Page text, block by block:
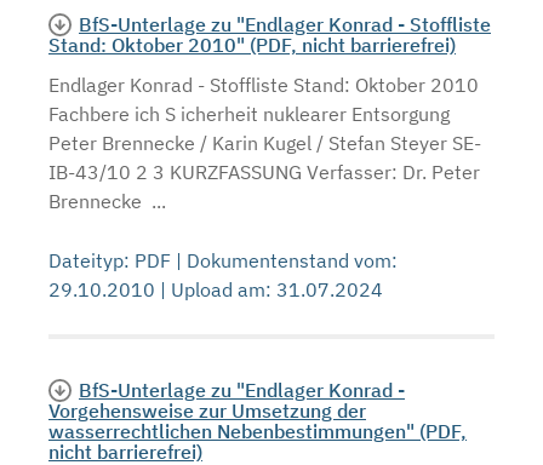
BfS-Unterlage zu "Endlager Konrad - Stoffliste
Stand: Oktober 2010" (PDF, nicht barrierefrei)
Endlager Konrad - Stoffliste Stand: Oktober 2010
Fachbere ich S icherheit nuklearer Entsorgung
Peter Brennecke / Karin Kugel / Stefan Steyer SE-
IB-43/10 2 3 KURZFASSUNG Verfasser: Dr. Peter
Brennecke ...
Dateityp: PDF | Dokumentenstand vom:
29.10.2010 | Upload am: 31.07.2024
BfS-Unterlage zu "Endlager Konrad -
Vorgehensweise zur Umsetzung der
wasserrechtlichen Nebenbestimmungen" (PDF,
nicht barrierefrei)